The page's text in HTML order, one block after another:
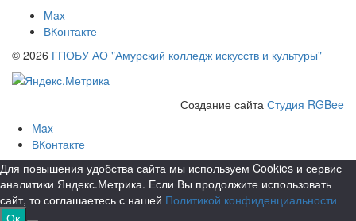
Max
ВКонтакте
© 2026 ГПОБУ АО "Амурский колледж искусств и культуры"
Создание сайта Студия RGBee
Max
ВКонтакте
Для повышения удобства сайта мы используем Cookies и сервис
аналитики Яндекс.Метрика. Если Вы продолжите использовать
сайт, то соглашаетесь с нашей Политикой конфиденциальности